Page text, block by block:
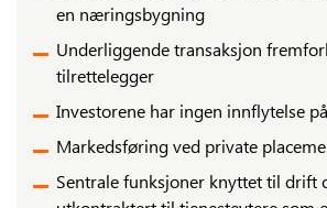
en næringsbygning
Underliggende transaksjon
tilrettelegger
Investorene har ingen innflytelse
Markedsføring ved private
Sentrale funksjoner knyttet til drift